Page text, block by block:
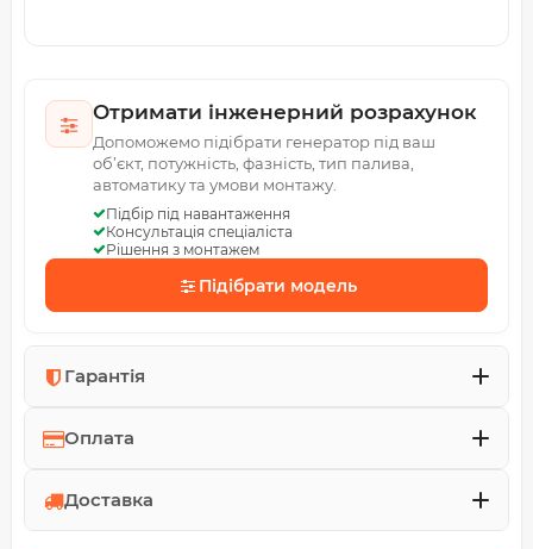
Отримати інженерний розрахунок
Допоможемо підібрати генератор під ваш
об’єкт, потужність, фазність, тип палива,
автоматику та умови монтажу.
Підбір під навантаження
Консультація спеціаліста
Рішення з монтажем
Підібрати модель
Гарантія
Оплата
Доставка